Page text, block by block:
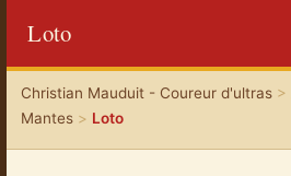
Loto
Christian Mauduit - Coureur d'ultras>
Mantes> Loto